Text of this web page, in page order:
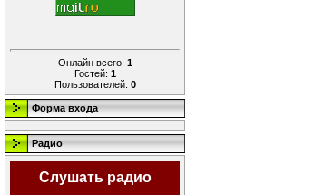
Онлайн всего: 1
Гостей: 1
Пользователей: 0
Форма входа
Радио
Слушать радио